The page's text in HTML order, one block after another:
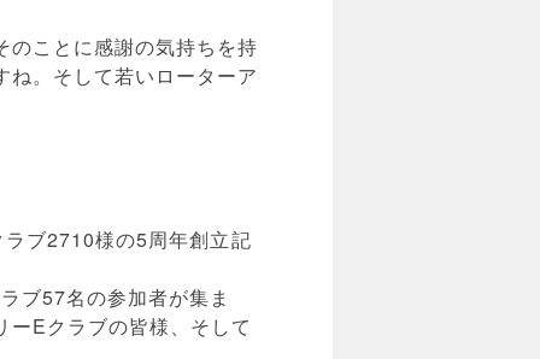
ことに感謝の気持ちを持
。そして若いローターア
ブ2710様の5周年創立記
ブ57名の参加者が集ま
Eクラブの皆様、そして